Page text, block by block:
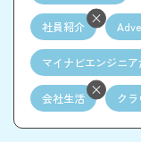
社員紹介
マイナビエンジニ
会社生活 ク